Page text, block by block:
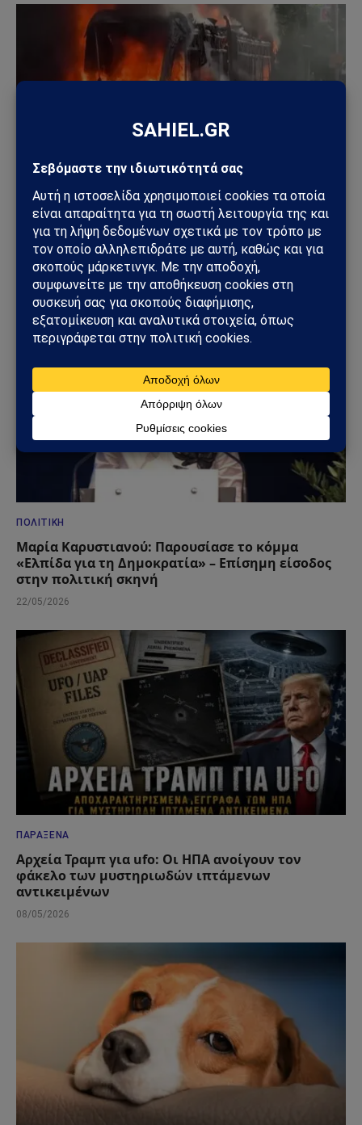
ΚΌΣΜΟΣ
Το Μπέλφαστ φλέγεται: Βίαιες ταραχές μετά από
επίθεση με μαχαίρι – Σπίτια, οχήματα και δρόμοι
στις φλόγες
10/06/2026
ΠΟΛΙΤΙΚΉ
Μαρία Καρυστιανού: Παρουσίασε το κόμμα
«Ελπίδα για τη Δημοκρατία» – Επίσημη είσοδος
στην πολιτική σκηνή
22/05/2026
ΠΑΡΆΞΕΝΑ
Αρχεία Τραμπ για ufo: Οι ΗΠΑ ανοίγουν τον
φάκελο των μυστηριωδών ιπτάμενων
αντικειμένων
08/05/2026